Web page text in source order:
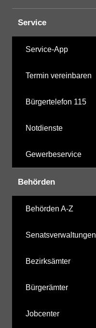
Service
Service-App
Termin vereinbaren
Bürgertelefon 115
Notdienste
Gewerbeservice
Behörden
Behörden A-Z
Senatsverwaltungen
Bezirksämter
Bürgerämter
Jobcenter